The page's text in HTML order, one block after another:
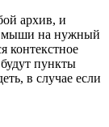
архив, и
мыши на нужный
контекстное
пункты
в случае если